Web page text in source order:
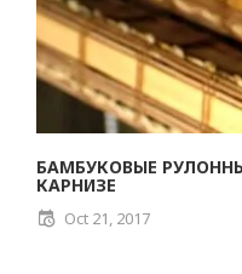
БАМБУКОВЫЕ
КАРНИЗЕ
Oct 21, 2017